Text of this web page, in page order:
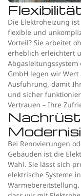
Die Elektroheizung
flexible und
Vorteil? Sie arbeitet
erheblich erleichtert
Abgasleitungssystem
GmbH legen wir
Ausführung, damit
und sicher
Vertrauen – Ihre
Bei Renovierungen
Gebäuden ist die
Wahl. Sie lässt sich
elektrische Systeme